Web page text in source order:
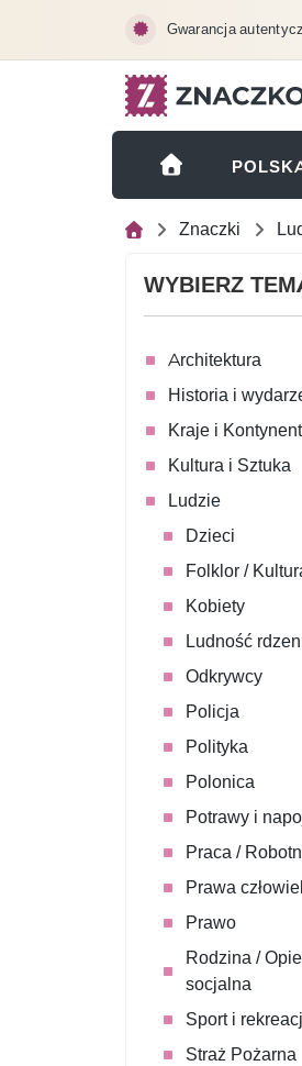
Gwarancja
Znaczki
WYBIERZ
Architektura
Historia i
Kraje i
Kultura i Sztuka
Ludzie
Dzieci
Folklor /
Kobiety
Ludność
Odkrywcy
Policja
Polityka
Polonica
Potrawy i
Praca /
Prawa
Prawo
Rodzina /
socjalna
Sport i
Straż Pożarna